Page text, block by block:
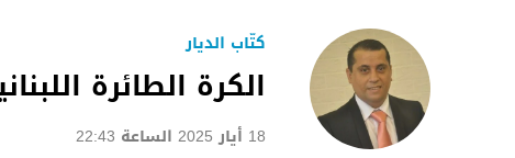
كتّاب الديار
الكرة الطائرة
18 أيار 2025 الساعة 22:43